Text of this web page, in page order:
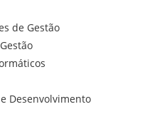
de Gestão
Desenvolvimento